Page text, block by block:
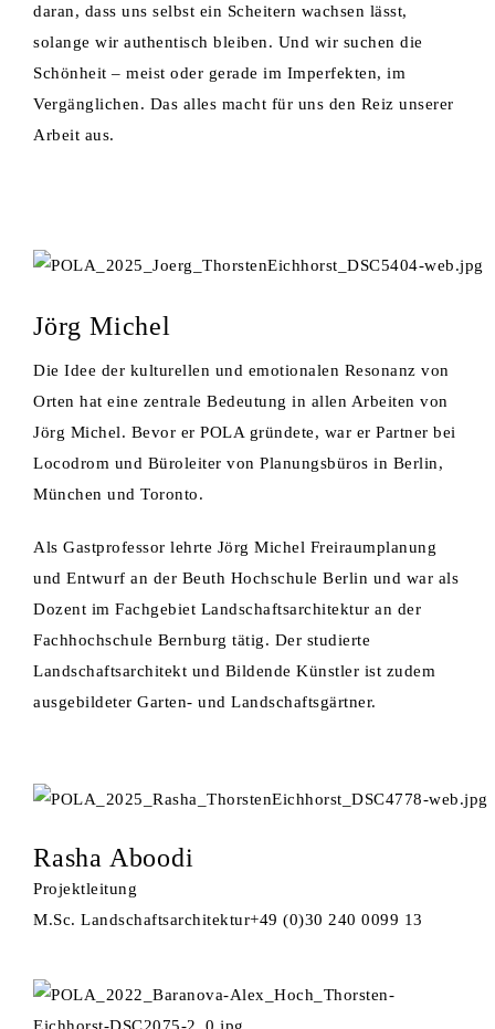
daran, dass uns selbst ein Scheitern wachsen lässt,
solange wir authentisch bleiben. Und wir suchen die
Schönheit – meist oder gerade im Imperfekten, im
Vergänglichen. Das alles macht für uns den Reiz unserer
Arbeit aus.
Jörg Michel
Die Idee der kulturellen und emotionalen Resonanz von
Orten hat eine zentrale Bedeutung in allen Arbeiten von
Jörg Michel. Bevor er POLA gründete, war er Partner bei
Locodrom und Büroleiter von Planungsbüros in Berlin,
München und Toronto.
Als Gastprofessor lehrte Jörg Michel Freiraumplanung
und Entwurf an der Beuth Hochschule Berlin und war als
Dozent im Fachgebiet Landschaftsarchitektur an der
Fachhochschule Bernburg tätig. Der studierte
Landschaftsarchitekt und Bildende Künstler ist zudem
ausgebildeter Garten- und Landschaftsgärtner.
Rasha Aboodi
Projektleitung
M.Sc. Landschaftsarchitektur+49 (0)30 240 0099 13